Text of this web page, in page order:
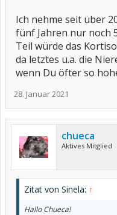
Ich nehme seit über
fünf Jahren nur noch
Teil würde das
da letztes u.a. die
wenn Du öfter so
28. Januar 2021
chueca
Aktives Mitglied
Zitat von Sinela: ↑
Hallo Chueca!